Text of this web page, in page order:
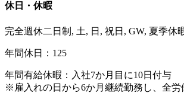
休日・休暇
完全週休二日制, 土, 日, 祝日, GW, 夏季休
年間休日：125
年間有給休暇：入社7か月目に10日付与
※雇入れの日から6か月継続勤務し、全労